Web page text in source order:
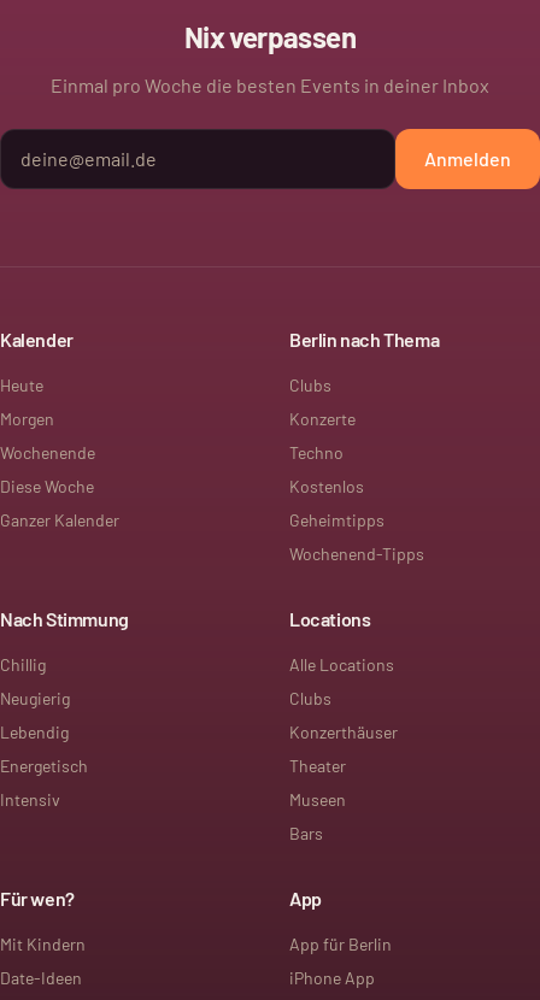
Nix verpassen
Einmal pro Woche die besten Events in deiner Inbox
Anmelden
Kalender
Heute
Morgen
Wochenende
Diese Woche
Ganzer Kalender
Berlin nach Thema
Clubs
Konzerte
Techno
Kostenlos
Geheimtipps
Wochenend-Tipps
Nach Stimmung
Chillig
Neugierig
Lebendig
Energetisch
Intensiv
Locations
Alle Locations
Clubs
Konzerthäuser
Theater
Museen
Bars
Für wen?
Mit Kindern
Date-Ideen
App
App für Berlin
iPhone App